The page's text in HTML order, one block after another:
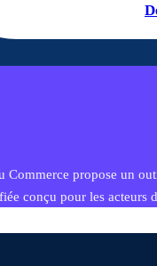
Commerce propose un
conçu pour les acteurs
collectivités territoriales,